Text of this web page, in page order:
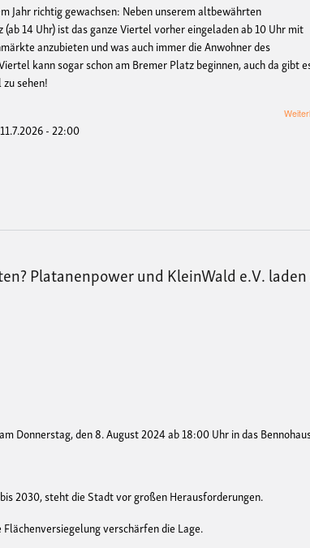
Jahr richtig gewachsen: Neben unserem altbewährten
14 Uhr) ist das ganze Viertel vorher eingeladen ab 10 Uhr mit
anzubieten und was auch immer die Anwohner des
kann sogar schon am Bremer Platz beginnen, auch da gibt
sehen!
- 22:00
Platanenpower und KleinWald e.V.
Donnerstag, den 8. August 2024 ab 18:00 Uhr in das
2030, steht die Stadt vor großen Herausforderungen.
verschärfen die Lage.